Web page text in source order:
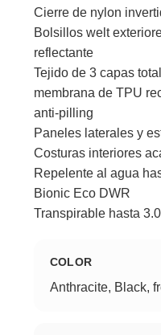
Cierre de nylon
Bolsillos welt
reflectante
Tejido de 3 capas
membrana de TPU
anti-pilling
Paneles laterales y
Costuras interiores
Repelente al agua
Bionic Eco DWR
Transpirable hasta
COLOR
Anthracite, Black,